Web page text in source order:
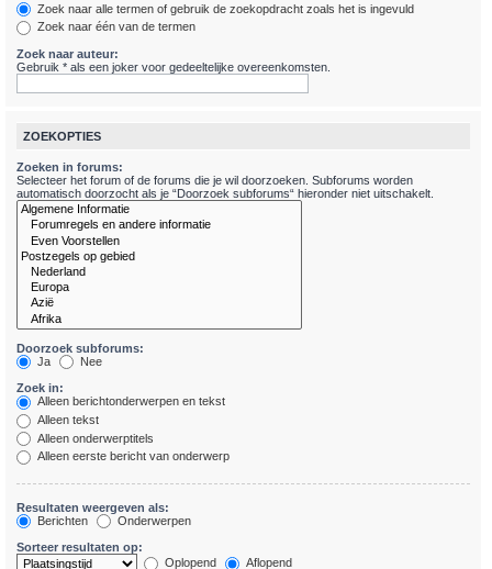
Zoek naar alle termen of gebruik de zoekopdracht zoals het is ingevuld
Zoek naar één van de termen
Zoek naar auteur:
Gebruik * als een joker voor gedeeltelijke overeenkomsten.
ZOEKOPTIES
Zoeken in forums:
Selecteer het forum of de forums die je wil doorzoeken. Subforums worden
automatisch doorzocht als je “Doorzoek subforums“ hieronder niet uitschakelt.
Doorzoek subforums:
Ja
Nee
Zoek in:
Alleen berichtonderwerpen en tekst
Alleen tekst
Alleen onderwerptitels
Alleen eerste bericht van onderwerp
Resultaten weergeven als:
Berichten
Onderwerpen
Sorteer resultaten op:
Oplopend
Aflopend